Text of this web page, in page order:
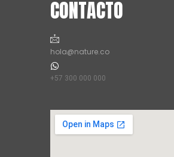
CONTACTO
hola@nature.co
+57 300 000 000